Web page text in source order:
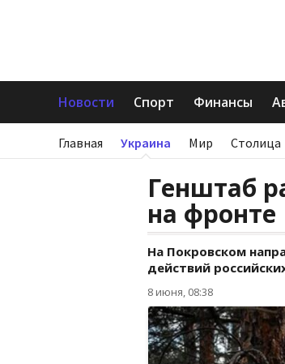
Новости Спорт Финансы
Главная Украина Мир Столица
Генштаб
на фронте
На Покровском
действий
8 июня, 08:38